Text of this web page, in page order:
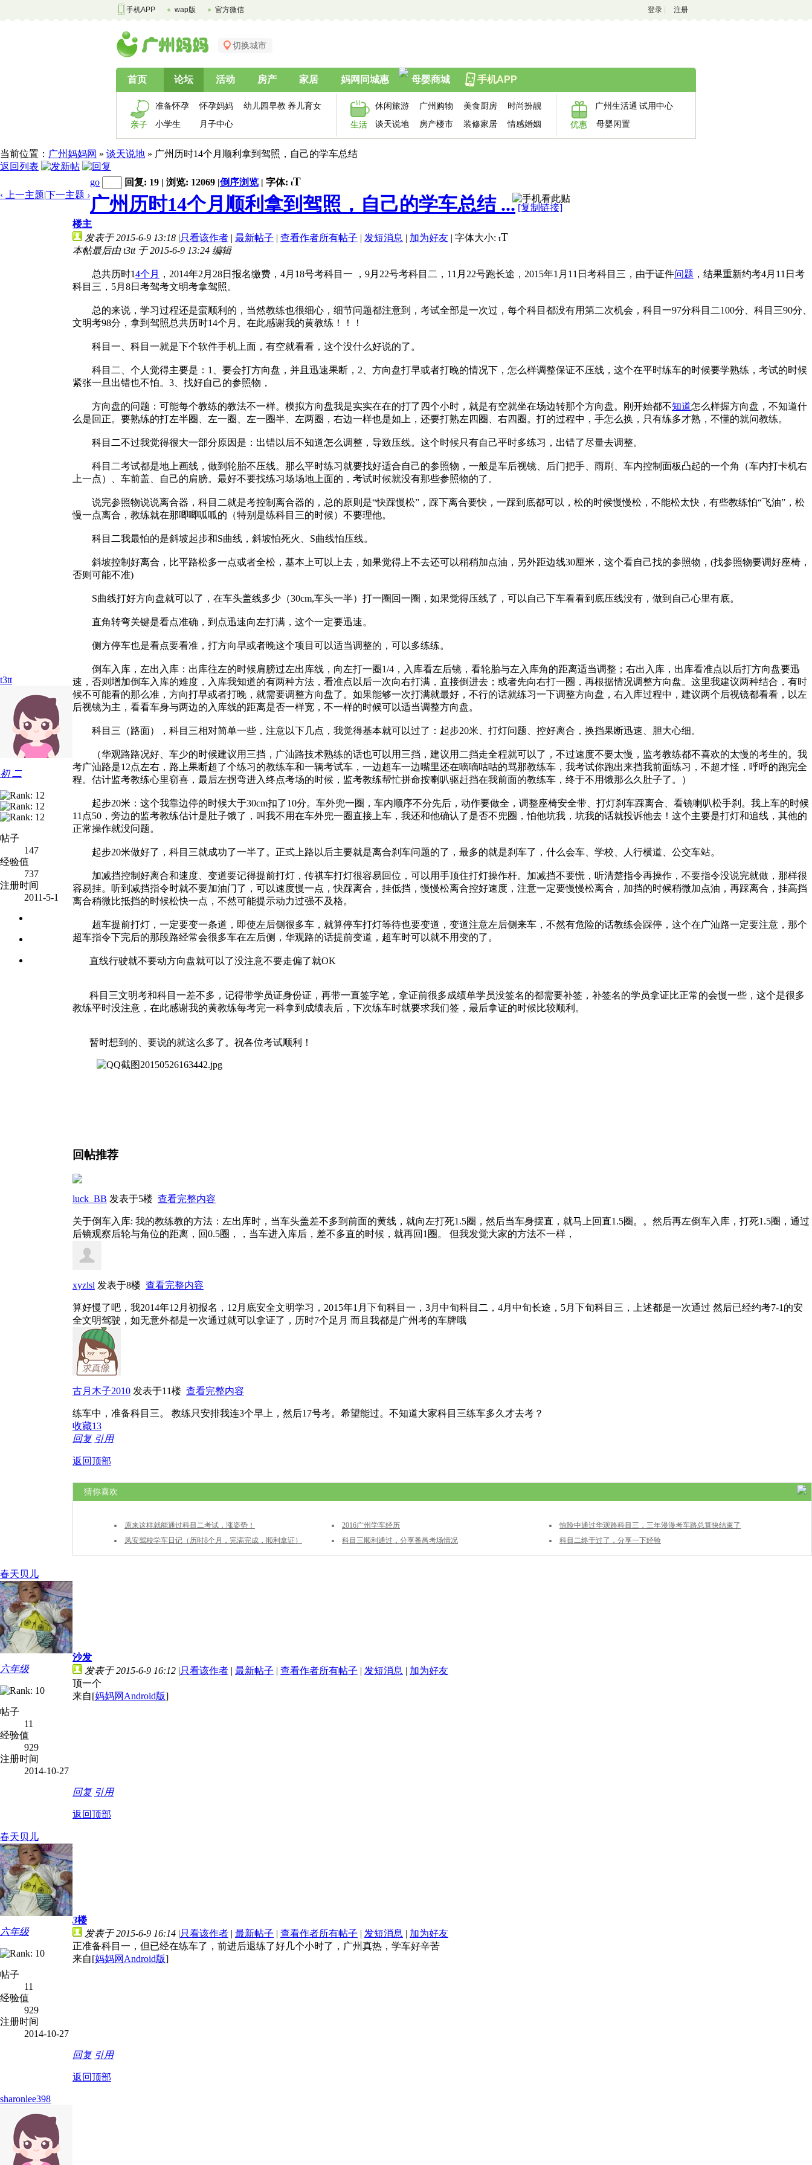
手机APP wap版 官方微信 登录 注册
切换城市
首页 论坛 活动 房产 家居 妈网同城惠 母婴商城 手机APP
亲子
准备怀孕 怀孕妈妈 幼儿园早教 养儿育女
小学生
月子中心 生活
休闲旅游 广州购物 美食厨房
时尚扮靓
谈天说地
房产楼市 装修家居 情感婚姻 优惠
广州生活通 试用中心
母婴闲置
当前位置： 广州妈妈网 » 谈天说地 » 广州历时14个月顺利拿到驾照，自己的学车总结
返回列表
‹ 上一主题|下一主题 ›
go 回复: 19 | 浏览: 12069 |倒序浏览 | 字体: tT
广州历时14个月顺利拿到驾照，自己的学车总结 ... [复制链接]
t3tt
初 二
帖子
147
经验值
737
注册时间
2011-5-1
楼主
发表于 2015-6-9 13:18 |只看该作者 | 最新帖子 | 查看作者所有帖子 | 发短消息 | 加为好友 | 字体大小: tT
本帖最后由 t3tt 于 2015-6-9 13:24 编辑
总共历时14个月 ，2014年2月28日报名缴费，4月18号考科目一 ，9月22号考科目二，11月22号跑长途，2015年1月11日考科目三，由于证件问题 ，结果重新约考4月11日考
科目三，5月8日考驾考文明考拿驾照。
总的来说，学习过程还是蛮顺利的，当然教练也很细心，细节问题都注意到，考试全部是一次过，每个科目都没有用第二次机会，科目一97分科目二100分、科目三90分、
文明考98分，拿到驾照总共历时14个月。在此感谢我的黄教练！！！
科目一、科目一就是下个软件手机上面，有空就看看，这个没什么好说的了。
科目二、个人觉得主要是：1、要会打方向盘，并且迅速果断，2、方向盘打早或者打晚的情况下，怎么样调整保证不压线，这个在平时练车的时候要学熟练，考试的时候
紧张一旦出错也不怕。3、找好自己的参照物，
方向盘的问题：可能每个教练的教法不一样。模拟方向盘我是实实在在的打了四个小时，就是有空就坐在场边转那个方向盘。刚开始都不知道怎么样握方向盘，不知道什
么是回正。要熟练的打左半圈、左一圈、左一圈半、左两圈，右边一样也是如上，还要打熟左四圈、右四圈。打的过程中，手怎么换，只有练多才熟，不懂的就问教练。
科目二不过我觉得很大一部分原因是：出错以后不知道怎么调整，导致压线。这个时候只有自己平时多练习，出错了尽量去调整。
科目二考试都是地上画线，做到轮胎不压线。那么平时练习就要找好适合自己的参照物，一般是车后视镜、后门把手、雨刷、车内控制面板凸起的一个角（车内打卡机右
上一点）、车前盖、自己的肩膀。最好不要找练习场场地上面的，考试时候就没有那些参照物的了。
说完参照物说说离合器，科目二就是考控制离合器的，总的原则是“快踩慢松”，踩下离合要快，一踩到底都可以，松的时候慢慢松，不能松太快，有些教练怕“飞油”，松
慢一点离合，教练就在那唧唧呱呱的（特别是练科目三的时候）不要理他。
科目二我最怕的是斜坡起步和S曲线，斜坡怕死火、S曲线怕压线。
斜坡控制好离合，比平路松多一点或者全松，基本上可以上去，如果觉得上不去还可以稍稍加点油，另外距边线30厘米，这个看自己找的参照物，(找参照物要调好座椅，
否则可能不准)
S曲线打好方向盘就可以了，在车头盖线多少（30cm,车头一半）打一圈回一圈，如果觉得压线了，可以自己下车看看到底压线没有，做到自己心里有底。
直角转弯关键是看点准确，到点迅速向左打满，这个一定要迅速。
侧方停车也是看点要看准，打方向早或者晚这个项目可以适当调整的，可以多练练。
倒车入库，左出入库：出库往左的时候肩膀过左出库线，向左打一圈1/4，入库看左后镜，看轮胎与左入库角的距离适当调整；右出入库，出库看准点以后打方向盘要迅
速，否则增加倒车入库的难度，入库我知道的有两种方法，看准点以后一次向右打满，直接倒进去；或者先向右打一圈，再根据情况调整方向盘。这里我建议两种结合，有时
候不可能看的那么准，方向打早或者打晚，就需要调整方向盘了。如果能够一次打满就最好，不行的话就练习一下调整方向盘，右入库过程中，建议两个后视镜都看看，以左
后视镜为主，看看车身与两边的入库线的距离是否一样宽，不一样的时候可以适当调整方向盘。
科目三（路面），科目三相对简单一些，注意以下几点，我觉得基本就可以过了：起步20米、打灯问题、控好离合，换挡果断迅速、胆大心细。
（华观路路况好、车少的时候建议用三挡，广汕路技术熟练的话也可以用三挡，建议用二挡走全程就可以了，不过速度不要太慢，监考教练都不喜欢的太慢的考生的。我
考广汕路是12点左右，路上果断超了个练习的教练车和一辆考试车，一边超车一边嘴里还在嘀嘀咕咕的骂那教练车，我考试你跑出来挡我前面练习，不超才怪，呼呼的跑完全
程。估计监考教练心里窃喜，最后左拐弯进入终点考场的时候，监考教练帮忙拼命按喇叭驱赶挡在我前面的教练车，终于不用饿那么久肚子了。）
起步20米：这个我靠边停的时候大于30cm扣了10分。车外兜一圈，车内顺序不分先后，动作要做全，调整座椅安全带、打灯刹车踩离合、看镜喇叭松手刹。我上车的时候
11点50，旁边的监考教练估计是肚子饿了，叫我不用在车外兜一圈直接上车，我还和他确认了是否不兜圈，怕他坑我，坑我的话就投诉他去！这个主要是打灯和追线，其他的
正常操作就没问题。
起步20米做好了，科目三就成功了一半了。正式上路以后主要就是离合刹车问题的了，最多的就是刹车了，什么会车、学校、人行横道、公交车站。
加减挡控制好离合和速度、变道要记得提前打灯，传祺车打灯很容易回位，可以用手顶住打灯操作杆。加减挡不要慌，听清楚指令再操作，不要指令没说完就做，那样很
容易挂。听到减挡指令时就不要加油门了，可以速度慢一点，快踩离合，挂低挡，慢慢松离合控好速度，注意一定要慢慢松离合，加挡的时候稍微加点油，再踩离合，挂高挡
离合稍微比抵挡的时候松快一点，不然可能提示动力过强不及格。
超车提前打灯，一定要变一条道，即使左后侧很多车，就算停车打灯等待也要变道，变道注意左后侧来车，不然有危险的话教练会踩停，这个在广汕路一定要注意，那个
超车指令下完后的那段路经常会很多车在左后侧，华观路的话提前变道，超车时可以就不用变的了。
直线行驶就不要动方向盘就可以了没注意不要走偏了就OK
科目三文明考和科目一差不多，记得带学员证身份证，再带一直签字笔，拿证前很多成绩单学员没签名的都需要补签，补签名的学员拿证比正常的会慢一些，这个是很多
教练平时没注意，在此感谢我的黄教练每考完一科拿到成绩表后，下次练车时就要求我们签，最后拿证的时候比较顺利。
暂时想到的、要说的就这么多了。祝各位考试顺利！
回帖推荐
luck_BB 发表于5楼 查看完整内容
关于倒车入库: 我的教练教的方法：左出库时，当车头盖差不多到前面的黄线，就向左打死1.5圈，然后当车身摆直，就马上回直1.5圈。。然后再左倒车入库，打死1.5圈，通过
后镜观察后轮与角位的距离，回0.5圈，，当车进入库后，差不多直的时候，就再回1圈。 但我发觉大家的方法不一样，
xyzlsl 发表于8楼 查看完整内容
算好慢了吧，我2014年12月初报名，12月底安全文明学习，2015年1月下旬科目一，3月中旬科目二，4月中旬长途，5月下旬科目三，上述都是一次通过 然后已经约考7-1的安
全文明驾驶，如无意外都是一次通过就可以拿证了，历时7个足月 而且我都是广州考的车牌哦
古月木子2010 发表于11楼 查看完整内容
练车中，准备科目三。 教练只安排我连3个早上，然后17号考。希望能过。不知道大家科目三练车多久才去考？
收藏13
回复 引用
返回顶部
猜你喜欢
原来这样就能通过科目二考试，涨姿势！ 2016广州学车经历
惊险中通过华观路科目三，三年漫漫考车路总算快结束了
凤安驾校学车日记（历时8个月，完满完成，顺利拿证）
科目三顺利通过，分享番禺考场情况 科目二终于过了，分享一下经验
春天贝儿
六年级
帖子
11
经验值
929
注册时间
2014-10-27
沙发
发表于 2015-6-9 16:12 |只看该作者 | 最新帖子 | 查看作者所有帖子 | 发短消息 | 加为好友
顶一个
来自[妈妈网Android版]
回复 引用
返回顶部
春天贝儿
六年级
帖子
11
经验值
929
注册时间
2014-10-27
3楼
发表于 2015-6-9 16:14 |只看该作者 | 最新帖子 | 查看作者所有帖子 | 发短消息 | 加为好友
正准备科目一，但已经在练车了，前进后退练了好几个小时了，广州真热，学车好辛苦
来自[妈妈网Android版]
回复 引用
返回顶部
sharonlee398